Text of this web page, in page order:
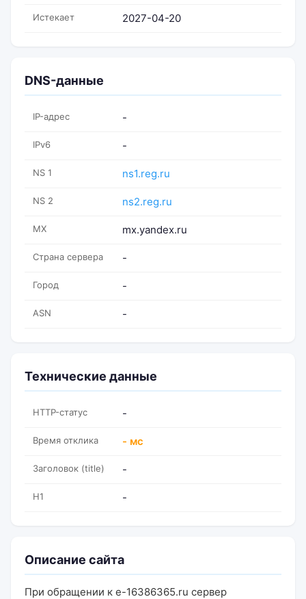
Истекает 2027-04-20
DNS-данные
IP-адрес -
IPv6 -
NS 1 ns1.reg.ru
NS 2 ns2.reg.ru
MX mx.yandex.ru
Страна сервера -
Город -
ASN -
Технические данные
HTTP-статус -
Время отклика - мс
Заголовок (title) -
H1 -
Описание сайта
При обращении к e-16386365.ru сервер